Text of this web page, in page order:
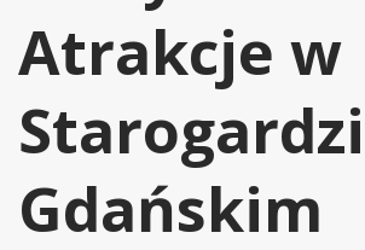
Atrakcje w
Gdańskim